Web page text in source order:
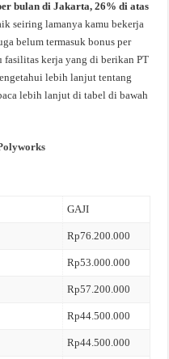
bulan di Jakarta, 26% di atas
seiring lamanya kamu bekerja
belum termasuk bonus per
fasilitas kerja yang di berikan PT
lebih lanjut tentang
lebih lanjut di tabel di bawah
GAJI
Rp76.200.000
Rp53.000.000
Rp57.200.000
Rp44.500.000
Rp44.500.000